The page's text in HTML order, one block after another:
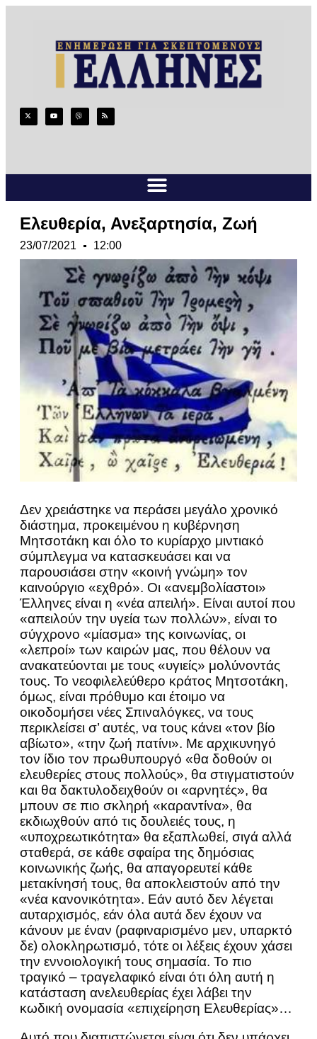
Ελευθερία, Ανεξαρτησία, Ζωή
23/07/2021 12:00
Δεν χρειάστηκε να περάσει μεγάλο χρονικό
διάστημα, προκειμένου η κυβέρνηση
Μητσοτάκη και όλο το κυρίαρχο μιντιακό
σύμπλεγμα να κατασκευάσει και να
παρουσιάσει στην «κοινή γνώμη» τον
καινούργιο «εχθρό». Οι «ανεμβολίαστοι»
Έλληνες είναι η «νέα απειλή». Είναι αυτοί που
«απειλούν την υγεία των πολλών», είναι το
σύγχρονο «μίασμα» της κοινωνίας, οι
«λεπροί» των καιρών μας, που θέλουν να
ανακατεύονται με τους «υγιείς» μολύνοντάς
τους. Το νεοφιλελεύθερο κράτος Μητσοτάκη,
όμως, είναι πρόθυμο και έτοιμο να
οικοδομήσει νέες Σπιναλόγκες, να τους
περικλείσει σ’ αυτές, να τους κάνει «τον βίο
αβίωτο», «την ζωή πατίνι». Με αρχικυνηγό
τον ίδιο τον πρωθυπουργό «θα δοθούν οι
ελευθερίες στους πολλούς», θα στιγματιστούν
και θα δακτυλοδειχθούν οι «αρνητές», θα
μπουν σε πιο σκληρή «καραντίνα», θα
εκδιωχθούν από τις δουλειές τους, η
«υποχρεωτικότητα» θα εξαπλωθεί, σιγά αλλά
σταθερά, σε κάθε σφαίρα της δημόσιας
κοινωνικής ζωής, θα απαγορευτεί κάθε
μετακίνησή τους, θα αποκλειστούν από την
«νέα κανονικότητα». Εάν αυτό δεν λέγεται
αυταρχισμός, εάν όλα αυτά δεν έχουν να
κάνουν με έναν (ραφιναρισμένο μεν, υπαρκτό
δε) ολοκληρωτισμό, τότε οι λέξεις έχουν χάσει
την εννοιολογική τους σημασία. Το πιο
τραγικό – τραγελαφικό είναι ότι όλη αυτή η
κατάσταση ανελευθερίας έχει λάβει την
κωδική ονομασία «επιχείρηση Ελευθερίας»…